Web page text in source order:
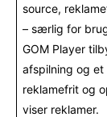
source,
– særlig for
GOM Player
afspilning og
reklamefrit og
viser reklamer.